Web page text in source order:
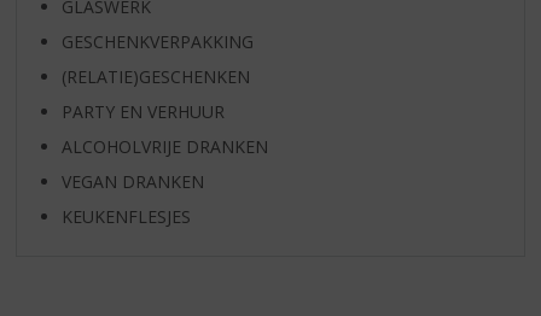
GLASWERK
GESCHENKVERPAKKING
(RELATIE)GESCHENKEN
PARTY EN VERHUUR
ALCOHOLVRIJE DRANKEN
VEGAN DRANKEN
KEUKENFLESJES